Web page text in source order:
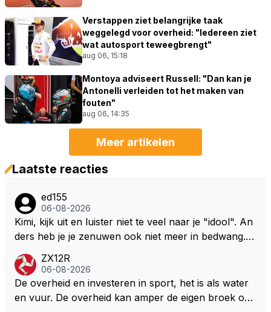
Verstappen ziet belangrijke taak
weggelegd voor overheid: "Iedereen ziet
wat autosport teweegbrengt"
aug 06, 15:18
Montoya adviseert Russell: "Dan kan je
Antonelli verleiden tot het maken van
fouten"
aug 06, 14:35
Meer artikelen
Laatste reacties
ed155
06-08-2026
Kimi, kijk uit en luister niet te veel naar je "idool". An
ders heb je je zenuwen ook niet meer in bedwang. Zi
Marquez/Jos ? Veel gezelliger
ZX12R
06-08-2026
De overheid en investeren in sport, het is als water
en vuur. De overheid kan amper de eigen broek oph